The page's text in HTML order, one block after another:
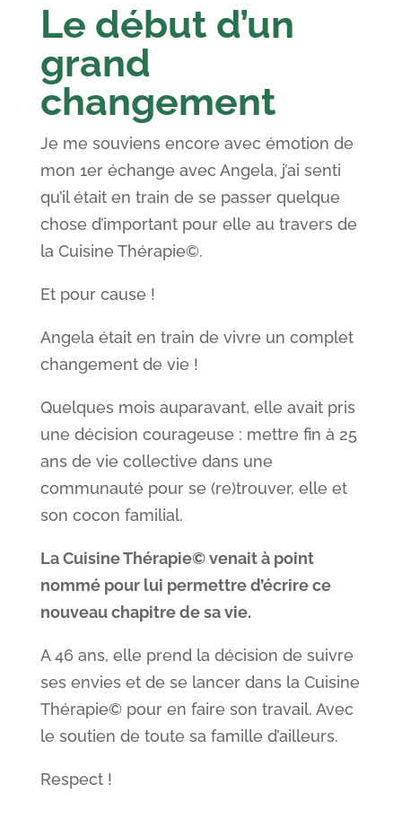
Le début d’un
grand
changement
Je me souviens encore avec émotion de
mon 1er échange avec Angela, j’ai senti
qu’il était en train de se passer quelque
chose d’important pour elle au travers de
la Cuisine Thérapie©.
Et pour cause !
Angela était en train de vivre un complet
changement de vie !
Quelques mois auparavant, elle avait pris
une décision courageuse : mettre fin à 25
ans de vie collective dans une
communauté pour se (re)trouver, elle et
son cocon familial.
La Cuisine Thérapie© venait à point
nommé pour lui permettre d’écrire ce
nouveau chapitre de sa vie.
A 46 ans, elle prend la décision de suivre
ses envies et de se lancer dans la Cuisine
Thérapie© pour en faire son travail. Avec
le soutien de toute sa famille d’ailleurs.
Respect !